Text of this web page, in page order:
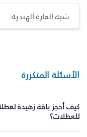
شبه القارة الهندية
الأسئلة المتكررة
كيف أحجز باقة زهيدة
للعطلات؟